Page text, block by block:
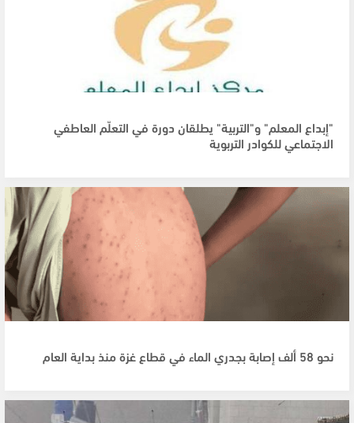
"إبداع المعلم" و"التربية" يطلقان دورة في التعلّم العاطفي
الاجتماعي للكوادر التربوية
نحو 58 ألف إصابة بجدري الماء في قطاع غزة منذ بداية العام